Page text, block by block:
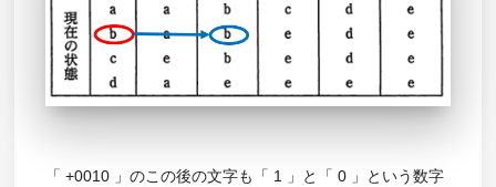
「 +0010 」のこの後の文字も「 1 」と「 0 」という数字